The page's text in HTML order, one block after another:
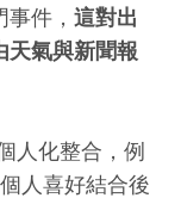
件， 這對出
天氣與新聞報
人化整合，例
人喜好結合後